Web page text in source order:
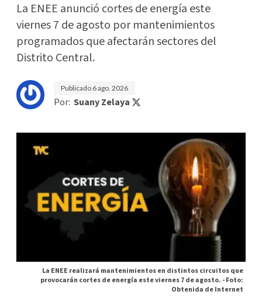
La ENEE anunció cortes de energía este
viernes 7 de agosto por mantenimientos
programados que afectarán sectores del
Distrito Central.
Publicado 6 ago. 2026
Por: Suany Zelaya
La ENEE realizará mantenimientos en distintos circuitos que
provocarán cortes de energía este viernes 7 de agosto. -Foto:
Obtenida de Internet